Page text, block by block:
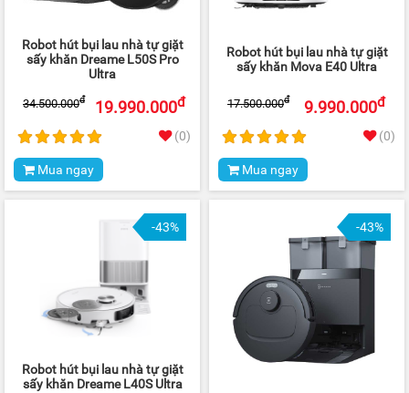
Robot hút bụi lau nhà tự giặt
sấy khăn Dreame L50S Pro
Ultra
19.990.000đ
34.500.000đ
(0)
Mua ngay
Robot hút bụi lau nhà tự giặt
sấy khăn Mova E40 Ultra
9.990.000đ
17.500.000đ
(0)
Mua ngay
-43%
Robot hút bụi lau nhà tự giặt
sấy khăn Dreame L40S Ultra
-43%